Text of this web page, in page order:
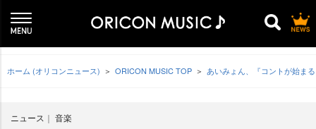
ホーム (オリコンニュース) ORICON MUSIC TOP あいみょん、『コントが始ま
ニュース 音楽